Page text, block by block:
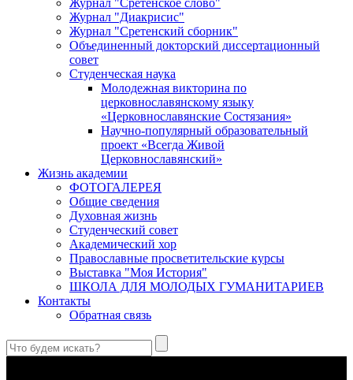
Журнал "Диакрисис"
Журнал "Сретенский сборник"
Объединенный докторский диссертационный
совет
Студенческая наука
Молодежная викторина по
церковнославянскому языку
«Церковнославянские Состязания»
Научно-популярный образовательный
проект «Всегда Живой
Церковнославянский»
Жизнь академии
ФОТОГАЛЕРЕЯ
Общие сведения
Духовная жизнь
Студенческий совет
Академический хор
Православные просветительские курсы
Выставка "Моя История"
ШКОЛА ДЛЯ МОЛОДЫХ ГУМАНИТАРИЕВ
Контакты
Обратная связь